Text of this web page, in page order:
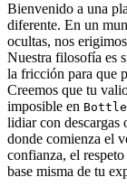
Bienvenido a una
diferente. En un
ocultas, nos
Nuestra filosofía es
la fricción para que
Creemos que tu
imposible en Bottle
lidiar con descargas
donde comienza el
confianza, el
base misma de tu